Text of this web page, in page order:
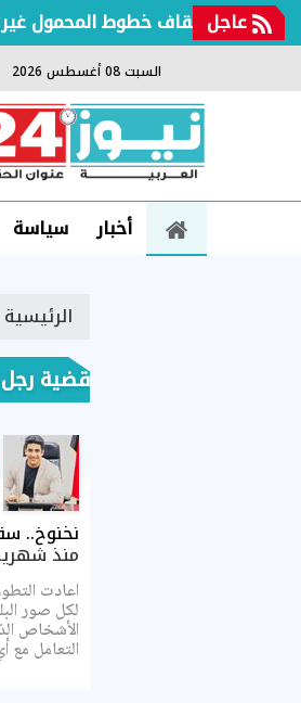
عاجل
بإيقاف خطوط المحمول غير
السبت 08 أغسطس 2026
أخبار
سياسة
الرئيسية
قضية رجل
نخنوخ..
منذ
أعادت
لكل صور
الأشخاص
التعامل مع